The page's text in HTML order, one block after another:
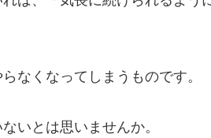
なくなってしまうものです。
いとは思いませんか。